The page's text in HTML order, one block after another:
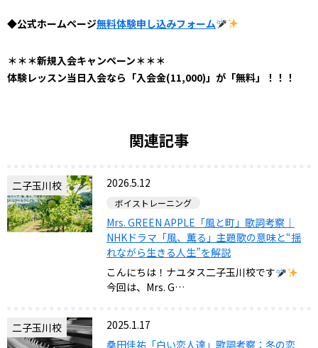
◆公式ホームページ無料体験申し込みフォーム
＊＊＊新規入会キャンペーン＊＊＊
体験レッスン当日入会なら「入会金(11,000)」が「無料」！！！
関連記事
二子玉川校 2026.5.12
ボイストレーニング
Mrs. GREEN APPLE「風と町」歌詞考察｜
NHKドラマ「風、薫る」主題歌の意味と“揺
れながら生きる人生”を解説
こんにちは！ナユタス二子玉川校です
今回は、Mrs. G…
二子玉川校
2025.1.17
桑田佳祐「白い恋人達」歌詞考察：冬の恋